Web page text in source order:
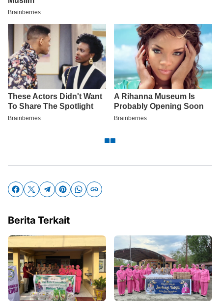
Berita Terkait